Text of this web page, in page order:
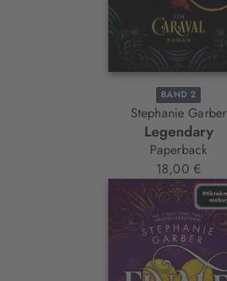
BAND 2
Stephanie Garber
Legendary
Paperback
18,00 €